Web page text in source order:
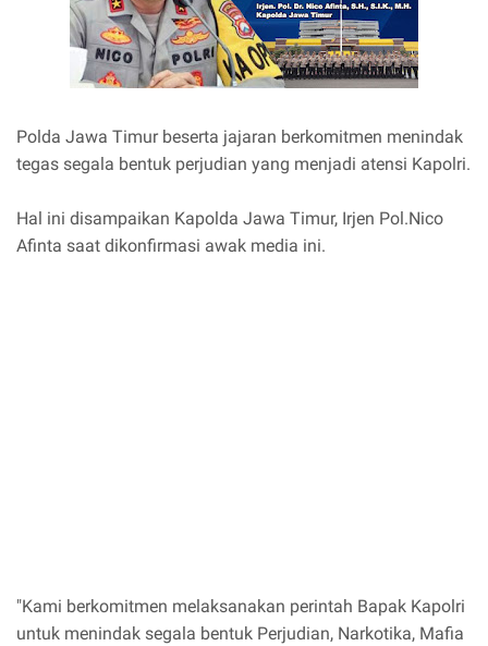
Polda Jawa Timur beserta jajaran berkomitmen menindak
tegas segala bentuk perjudian yang menjadi atensi Kapolri.
Hal ini disampaikan Kapolda Jawa Timur, Irjen Pol.Nico
Afinta saat dikonfirmasi awak media ini.
"Kami berkomitmen melaksanakan perintah Bapak Kapolri
untuk menindak segala bentuk Perjudian, Narkotika, Mafia